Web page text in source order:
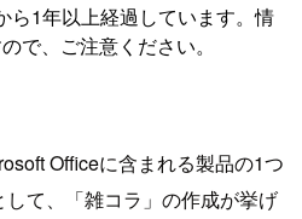
ら1年以上経過しています。情
で、ご注意ください。
Officeに含まれる製品の1つ
て、「雑コラ」の作成が挙げ